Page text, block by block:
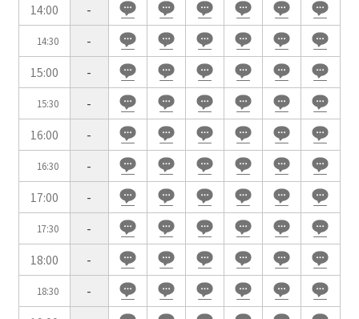
14:00
-
14:30
-
15:00
-
15:30
-
16:00
-
16:30
-
17:00
-
17:30
-
18:00
-
18:30
-
お電話でのお問合せ
03-3346-1396
受付時間 9:00～18:00（土日祝日・年末年始を除く）
WEBからのお問合せ
お問合せフォーム
口の字型 島型 T字島型
面積
会場の種類